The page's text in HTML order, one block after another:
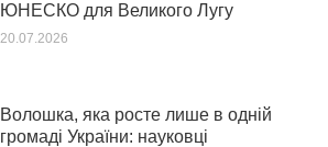
ЮНЕСКО для Великого Лугу
20.07.2026
Волошка, яка росте лише в одній
громаді України: науковці